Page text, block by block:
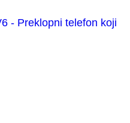
- Preklopni telefon koji